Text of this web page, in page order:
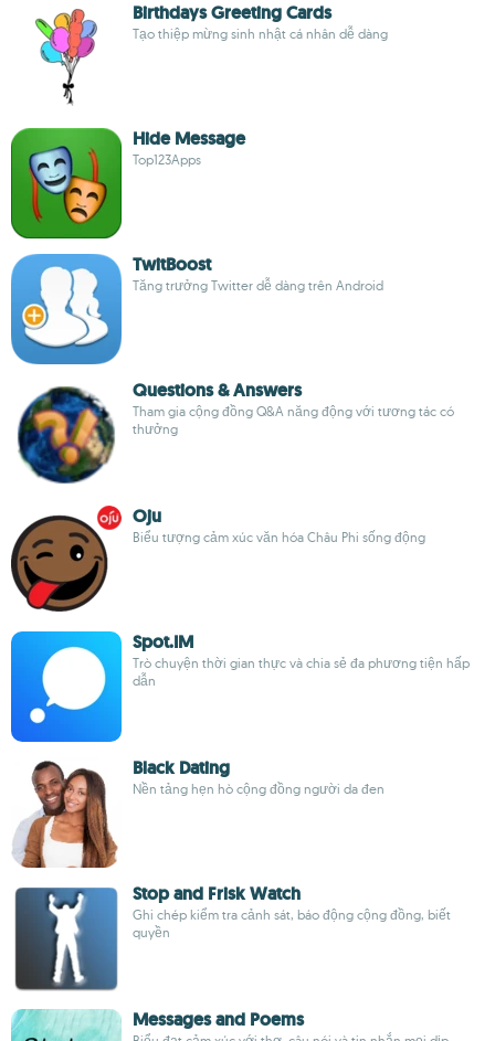
Birthdays Greeting Cards
Tạo thiệp mừng sinh nhật cá nhân dễ dàng
Hide Message
Top123Apps
TwitBoost
Tăng trưởng Twitter dễ dàng trên Android
Questions & Answers
Tham gia cộng đồng Q&A năng động với tương tác có
thưởng
Oju
Biểu tượng cảm xúc văn hóa Châu Phi sống động
Spot.IM
Trò chuyện thời gian thực và chia sẻ đa phương tiện hấp
dẫn
Black Dating
Nền tảng hẹn hò cộng đồng người da đen
Stop and Frisk Watch
Ghi chép kiểm tra cảnh sát, báo động cộng đồng, biết
quyền
Messages and Poems